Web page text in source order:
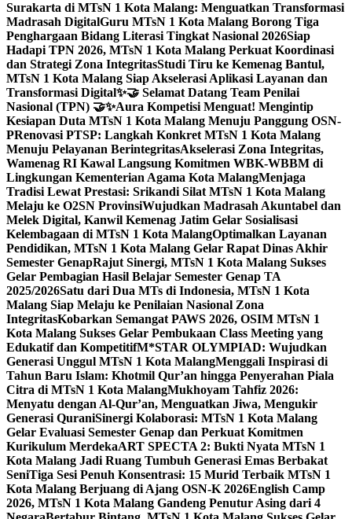
Surakarta di MTsN 1 Kota Malang: Menguatkan Transformasi
Madrasah DigitalGuru MTsN 1 Kota Malang Borong Tiga
Penghargaan Bidang Literasi Tingkat Nasional 2026Siap
Hadapi TPN 2026, MTsN 1 Kota Malang Perkuat Koordinasi
dan Strategi Zona IntegritasStudi Tiru ke Kemenag Bantul,
MTsN 1 Kota Malang Siap Akselerasi Aplikasi Layanan dan
Transformasi Digital✨🤝 Selamat Datang Team Penilai
Nasional (TPN) 🤝✨Aura Kompetisi Menguat! Mengintip
Kesiapan Duta MTsN 1 Kota Malang Menuju Panggung OSN-
PRenovasi PTSP: Langkah Konkret MTsN 1 Kota Malang
Menuju Pelayanan BerintegritasAkselerasi Zona Integritas,
Wamenag RI Kawal Langsung Komitmen WBK-WBBM di
Lingkungan Kementerian Agama Kota MalangMenjaga
Tradisi Lewat Prestasi: Srikandi Silat MTsN 1 Kota Malang
Melaju ke O2SN ProvinsiWujudkan Madrasah Akuntabel dan
Melek Digital, Kanwil Kemenag Jatim Gelar Sosialisasi
Kelembagaan di MTsN 1 Kota MalangOptimalkan Layanan
Pendidikan, MTsN 1 Kota Malang Gelar Rapat Dinas Akhir
Semester GenapRajut Sinergi, MTsN 1 Kota Malang Sukses
Gelar Pembagian Hasil Belajar Semester Genap TA
2025/2026Satu dari Dua MTs di Indonesia, MTsN 1 Kota
Malang Siap Melaju ke Penilaian Nasional Zona
IntegritasKobarkan Semangat PAWS 2026, OSIM MTsN 1
Kota Malang Sukses Gelar Pembukaan Class Meeting yang
Edukatif dan KompetitifM*STAR OLYMPIAD: Wujudkan
Generasi Unggul MTsN 1 Kota MalangMenggali Inspirasi di
Tahun Baru Islam: Khotmil Qur’an hingga Penyerahan Piala
Citra di MTsN 1 Kota MalangMukhoyam Tahfiz 2026:
Menyatu dengan Al-Qur’an, Menguatkan Jiwa, Mengukir
Generasi QuraniSinergi Kolaborasi: MTsN 1 Kota Malang
Gelar Evaluasi Semester Genap dan Perkuat Komitmen
Kurikulum MerdekaART SPECTA 2: Bukti Nyata MTsN 1
Kota Malang Jadi Ruang Tumbuh Generasi Emas Berbakat
SeniTiga Sesi Penuh Konsentrasi: 15 Murid Terbaik MTsN 1
Kota Malang Berjuang di Ajang OSN-K 2026English Camp
2026, MTsN 1 Kota Malang Gandeng Penutur Asing dari 4